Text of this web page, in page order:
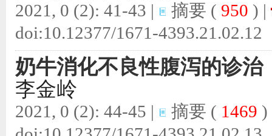
2021, 0 (2): 41-43 | 摘要 ( 950 ) |
doi:10.12377/1671-4393.21.02.12
奶牛消化不良性腹泻的诊治
李金岭
2021, 0 (2): 44-45 | 摘要 ( 1469